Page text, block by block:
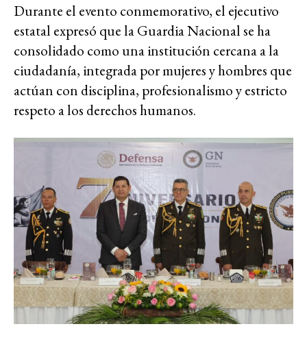
Durante el evento conmemorativo, el ejecutivo
estatal expresó que la Guardia Nacional se ha
consolidado como una institución cercana a la
ciudadanía, integrada por mujeres y hombres que
actúan con disciplina, profesionalismo y estricto
respeto a los derechos humanos.